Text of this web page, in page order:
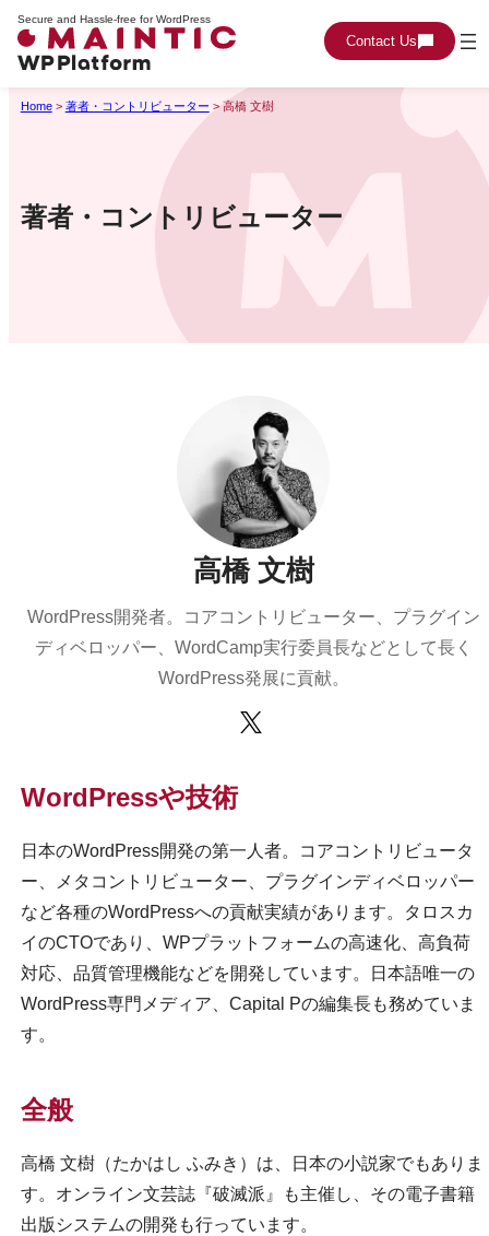
Secure and Hassle-free for WordPress
Contact Us
Home> 著者・コントリビューター > 高橋 文樹
著者・コントリビューター
高橋 文樹
WordPress開発者。コアコントリビューター、プラグイン
ディベロッパー、WordCamp実行委員長などとして長く
WordPress発展に貢献。
WordPressや技術
日本のWordPress開発の第一人者。コアコントリビュータ
ー、メタコントリビューター、プラグインディベロッパー
など各種のWordPressへの貢献実績があります。タロスカ
イのCTOであり、WPプラットフォームの高速化、高負荷
対応、品質管理機能などを開発しています。日本語唯一の
WordPress専門メディア、Capital Pの編集長も務めていま
す。
全般
高橋 文樹（たかはし ふみき）は、日本の小説家でもありま
す。オンライン文芸誌『破滅派』も主催し、その電子書籍
出版システムの開発も行っています。